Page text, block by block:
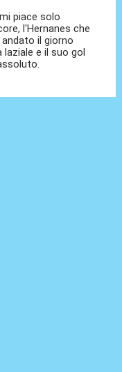
piace solo
l'Hernanes che
il giorno
e il suo gol